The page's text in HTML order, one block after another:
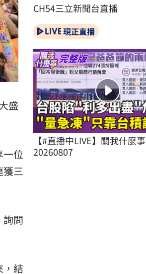
盛
一位
獲三
詢問
，結
CH54三立新聞台直播
現正直播
【#直播中LIVE】關我什麼事
20260807